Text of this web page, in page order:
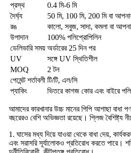
প্রস্থ
0.4 মি-6 মি
দৈর্ঘ্য
50 মি, 100 মি, 200 মি বা
রঙ
কালো, সবুজ, সাদা, কমলা বা
উপাদান
100% পলিপ্রোপিলিন
ডেলিভারি সময় অর্ডারের 25 দিন পর
UV
সঙ্গে UV স্থিতিশীল
MOQ
2 টন
পেমেন্ট শর্তাবলী টি/টি, এল/সি
প্যাকিং
ভিতরে কাগজ কোর এবং বাইরে
আমাদের কারখানার উচ্চ মানের পিপি আগাছা বাধা
বছরেরও বেশি অভিজ্ঞতা রয়েছে। প্লিজ বৈশিষ্ট্য
1. ঘাসের মধ্য দিয়ে যাওয়া থেকে বাধা দেয়,
এবং সরাসরি সূর্যালোকও প্রতিরোধ করতে পারে।